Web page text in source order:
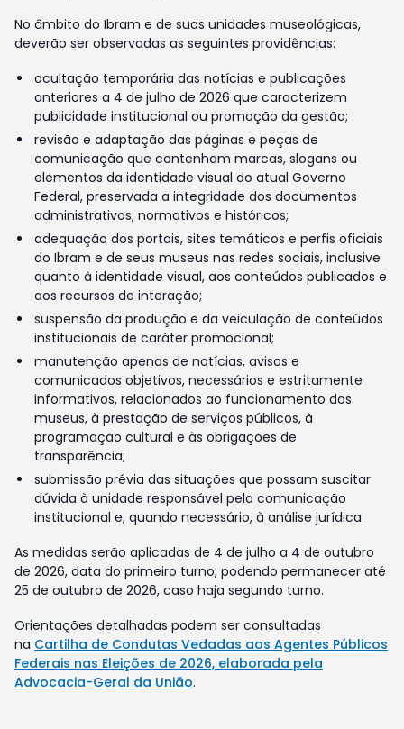
No âmbito do Ibram e de suas unidades museológicas,
deverão ser observadas as seguintes providências:
ocultação temporária das notícias e publicações
anteriores a 4 de julho de 2026 que caracterizem
publicidade institucional ou promoção da gestão;
revisão e adaptação das páginas e peças de
comunicação que contenham marcas, slogans ou
elementos da identidade visual do atual Governo
Federal, preservada a integridade dos documentos
administrativos, normativos e históricos;
adequação dos portais, sites temáticos e perfis oficiais
do Ibram e de seus museus nas redes sociais, inclusive
quanto à identidade visual, aos conteúdos publicados e
aos recursos de interação;
suspensão da produção e da veiculação de conteúdos
institucionais de caráter promocional;
manutenção apenas de notícias, avisos e
comunicados objetivos, necessários e estritamente
informativos, relacionados ao funcionamento dos
museus, à prestação de serviços públicos, à
programação cultural e às obrigações de
transparência;
submissão prévia das situações que possam suscitar
dúvida à unidade responsável pela comunicação
institucional e, quando necessário, à análise jurídica.
As medidas serão aplicadas de 4 de julho a 4 de outubro
de 2026, data do primeiro turno, podendo permanecer até
25 de outubro de 2026, caso haja segundo turno.
Orientações detalhadas podem ser consultadas
na Cartilha de Condutas Vedadas aos Agentes Públicos
Federais nas Eleições de 2026, elaborada pela
Advocacia-Geral da União.